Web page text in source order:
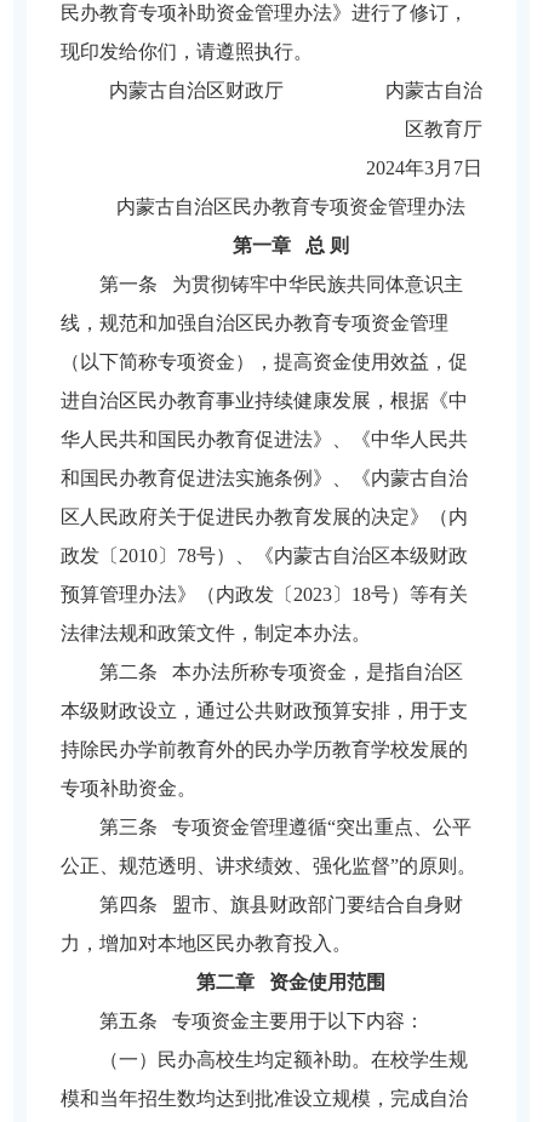
民办教育专项补助资金管理办法》进行了修订，
现印发给你们，请遵照执行。
内蒙古自治区财政厅 内蒙古自治
区教育厅
2024年3月7日
内蒙古自治区民办教育专项资金管理办法
第一章 总 则
第一条 为贯彻铸牢中华民族共同体意识主
线，规范和加强自治区民办教育专项资金管理
（以下简称专项资金），提高资金使用效益，促
进自治区民办教育事业持续健康发展，根据《中
华人民共和国民办教育促进法》、《中华人民共
和国民办教育促进法实施条例》、《内蒙古自治
区人民政府关于促进民办教育发展的决定》（内
政发〔2010〕78号）、《内蒙古自治区本级财政
预算管理办法》（内政发〔2023〕18号）等有关
法律法规和政策文件，制定本办法。
第二条 本办法所称专项资金，是指自治区
本级财政设立，通过公共财政预算安排，用于支
持除民办学前教育外的民办学历教育学校发展的
专项补助资金。
第三条 专项资金管理遵循“突出重点、公平
公正、规范透明、讲求绩效、强化监督”的原则。
第四条 盟市、旗县财政部门要结合自身财
力，增加对本地区民办教育投入。
第二章 资金使用范围
第五条 专项资金主要用于以下内容：
（一）民办高校生均定额补助。在校学生规
模和当年招生数均达到批准设立规模，完成自治